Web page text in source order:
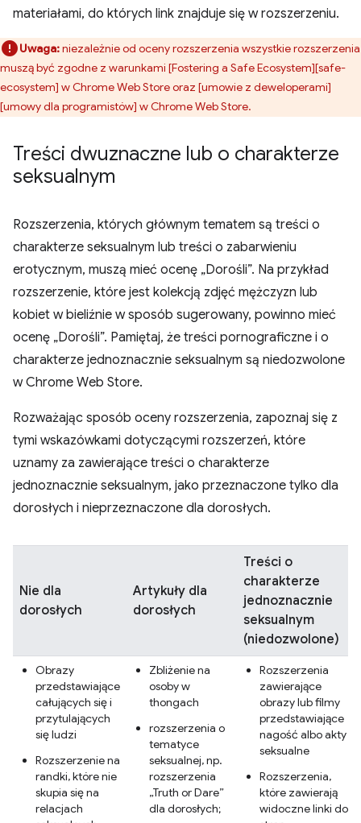
materiałami, do których link znajduje się w rozszerzeniu.
Uwaga:niezależnie od oceny rozszerzenia wszystkie rozszerzenia
muszą być zgodne z warunkami [Fostering a Safe Ecosystem][safe-
ecosystem] w Chrome Web Store oraz [umowie z deweloperami]
[umowy dla programistów] w Chrome Web Store.
Treści dwuznaczne lub o charakterze
seksualnym
Rozszerzenia, których głównym tematem są treści o
charakterze seksualnym lub treści o zabarwieniu
erotycznym, muszą mieć ocenę „Dorośli”. Na przykład
rozszerzenie, które jest kolekcją zdjęć mężczyzn lub
kobiet w bieliźnie w sposób sugerowany, powinno mieć
ocenę „Dorośli”. Pamiętaj, że treści pornograficzne i o
charakterze jednoznacznie seksualnym są niedozwolone
w Chrome Web Store.
Rozważając sposób oceny rozszerzenia, zapoznaj się z
tymi wskazówkami dotyczącymi rozszerzeń, które
uznamy za zawierające treści o charakterze
jednoznacznie seksualnym, jako przeznaczone tylko dla
dorosłych i nieprzeznaczone dla dorosłych.
Nie dla
dorosłych
Artykuły dla
dorosłych
Treści o
charakterze
jednoznacznie
seksualnym
(niedozwolone)
Obrazy
przedstawiające
całujących się i
przytulających
się ludzi
Rozszerzenie na
randki, które nie
skupia się na
relacjach
Zbliżenie na
osoby w
thongach
rozszerzenia o
tematyce
seksualnej, np.
rozszerzenia
„Truth or Dare”
dla dorosłych;
Rozszerzenia
zawierające
obrazy lub filmy
przedstawiające
nagość albo akty
seksualne
Rozszerzenia,
które zawierają
widoczne linki do